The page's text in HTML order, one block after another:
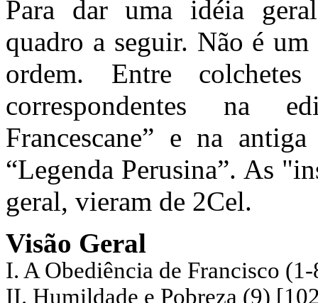
Para dar uma idéia
quadro a seguir. Não é
ordem. Entre
correspondentes na
Francescane” e na
“Legenda Perusina”. As
geral, vieram de 2Cel.
Visão Geral
I. A Obediência de Francisco
II. Humildade e Pobreza (9)